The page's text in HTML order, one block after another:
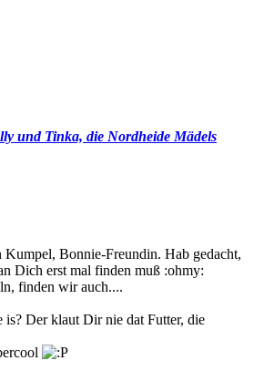
und Tinka, die Nordheide Mädels
Kumpel, Bonnie-Freundin. Hab gedacht,
Dich erst mal finden muß :ohmy:
finden wir auch....
is? Der klaut Dir nie dat Futter, die